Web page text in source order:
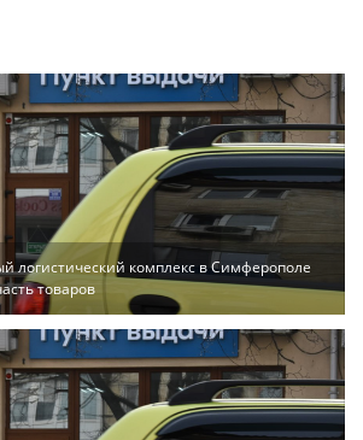
логистический комплекс в Симферополе
товаров